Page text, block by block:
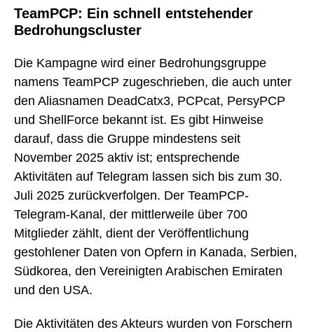
TeamPCP: Ein schnell entstehender
Bedrohungscluster
Die Kampagne wird einer Bedrohungsgruppe
namens TeamPCP zugeschrieben, die auch unter
den Aliasnamen DeadCatx3, PCPcat, PersyPCP
und ShellForce bekannt ist. Es gibt Hinweise
darauf, dass die Gruppe mindestens seit
November 2025 aktiv ist; entsprechende
Aktivitäten auf Telegram lassen sich bis zum 30.
Juli 2025 zurückverfolgen. Der TeamPCP-
Telegram-Kanal, der mittlerweile über 700
Mitglieder zählt, dient der Veröffentlichung
gestohlener Daten von Opfern in Kanada, Serbien,
Südkorea, den Vereinigten Arabischen Emiraten
und den USA.
Die Aktivitäten des Akteurs wurden von Forschern